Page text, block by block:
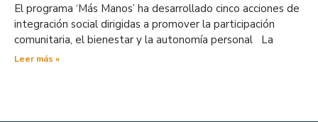
El programa ‘Más Manos’ ha desarrollado cinco acciones de
integración social dirigidas a promover la participación
comunitaria, el bienestar y la autonomía personal La
Leer más »